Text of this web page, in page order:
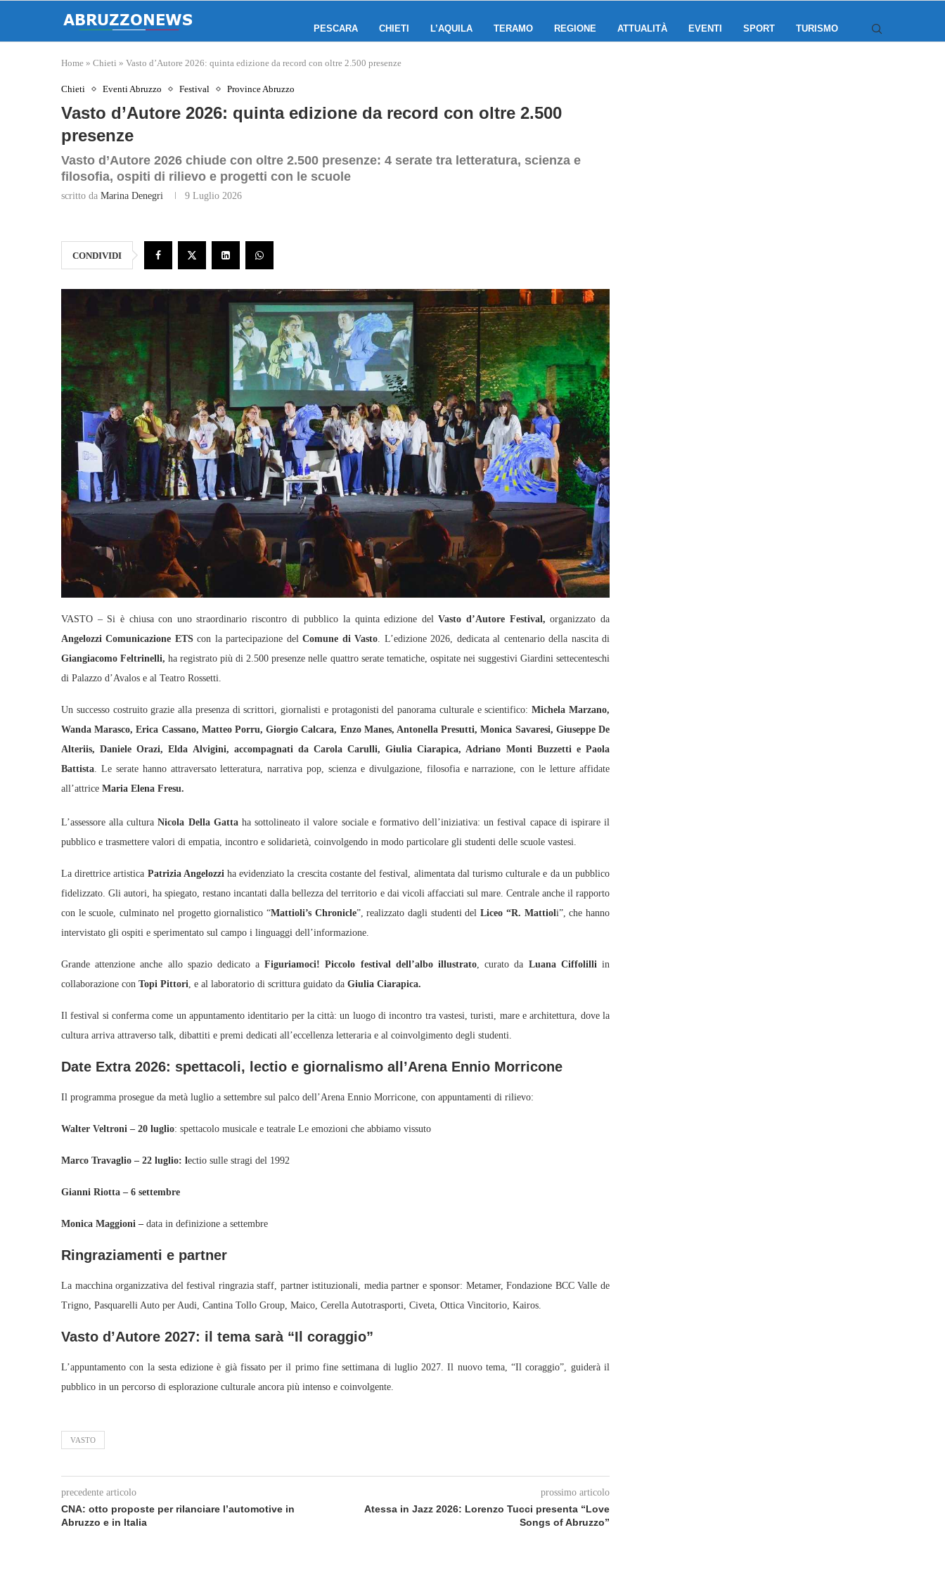
PESCARA CHIETI L’AQUILA TERAMO REGIONE ATTUALITÀ EVENTI SPORT TURISMO
Home » Chieti » Vasto d’Autore 2026: quinta edizione da record con oltre 2.500 presenze
Chieti Eventi Abruzzo Festival Province Abruzzo
Vasto d’Autore 2026: quinta edizione da record con oltre 2.500
presenze
Vasto d’Autore 2026 chiude con oltre 2.500 presenze: 4 serate tra letteratura, scienza e
filosofia, ospiti di rilievo e progetti con le scuole
scritto da Marina Denegri 9 Luglio 2026
CONDIVIDI
VASTO – Si è chiusa con uno straordinario riscontro di pubblico la quinta edizione delVasto d’Autore Festival, organizzato da
Angelozzi Comunicazione ETScon la partecipazione delComune di Vasto . L’edizione 2026, dedicata al centenario della nascita di
Giangiacomo Feltrinelli, ha registrato più di 2.500 presenze nelle quattro serate tematiche, ospitate nei suggestivi Giardini settecenteschi
di Palazzo d’Avalos e al Teatro Rossetti.
Un successo costruito grazie alla presenza di scrittori, giornalisti e protagonisti del panorama culturale e scientifico:Michela Marzano,
Wanda Marasco, Erica Cassano, Matteo Porru, Giorgio Calcara, Enzo Manes, Antonella Presutti, Monica Savaresi, Giuseppe De
Alteriis, Daniele Orazi, Elda Alvigini, accompagnati da Carola Carulli, Giulia Ciarapica, Adriano Monti Buzzetti e Paola
Battista . Le serate hanno attraversato letteratura, narrativa pop, scienza e divulgazione, filosofia e narrazione, con le letture affidate
all’attrice Maria Elena Fresu.
L’assessore alla culturaNicola Della Gattaha sottolineato il valore sociale e formativo dell’iniziativa: un festival capace di ispirare il
pubblico e trasmettere valori di empatia, incontro e solidarietà, coinvolgendo in modo particolare gli studenti delle scuole vastesi.
La direttrice artistica Patrizia Angelozzi ha evidenziato la crescita costante del festival, alimentata dal turismo culturale e da un pubblico
fidelizzato. Gli autori, ha spiegato, restano incantati dalla bellezza del territorio e dai vicoli affacciati sul mare. Centrale anche il rapporto
con le scuole, culminato nel progetto giornalistico “Mattioli’s Chronicle”, realizzato dagli studenti del Liceo “R. Mattioli”, che hanno
intervistato gli ospiti e sperimentato sul campo i linguaggi dell’informazione.
Grande attenzione anche allo spazio dedicato aFiguriamoci! Piccolo festival dell’albo illustrato , curato da Luana Ciffolilli in
collaborazione con Topi Pittori , e al laboratorio di scrittura guidato da Giulia Ciarapica.
Il festival si conferma come un appuntamento identitario per la città: un luogo di incontro tra vastesi, turisti, mare e architettura, dove la
cultura arriva attraverso talk, dibattiti e premi dedicati all’eccellenza letteraria e al coinvolgimento degli studenti.
Date Extra 2026: spettacoli, lectio e giornalismo all’Arena Ennio Morricone
Il programma prosegue da metà luglio a settembre sul palco dell’Arena Ennio Morricone, con appuntamenti di rilievo:
Walter Veltroni – 20 luglio: spettacolo musicale e teatrale Le emozioni che abbiamo vissuto
Marco Travaglio – 22 luglio: lectio sulle stragi del 1992
Gianni Riotta – 6 settembre
Monica Maggioni – data in definizione a settembre
Ringraziamenti e partner
La macchina organizzativa del festival ringrazia staff, partner istituzionali, media partner e sponsor: Metamer, Fondazione BCC Valle de
Trigno, Pasquarelli Auto per Audi, Cantina Tollo Group, Maico, Cerella Autotrasporti, Civeta, Ottica Vincitorio, Kairos.
Vasto d’Autore 2027: il tema sarà “Il coraggio”
L’appuntamento con la sesta edizione è già fissato per il primo fine settimana di luglio 2027. Il nuovo tema, “Il coraggio”, guiderà il
pubblico in un percorso di esplorazione culturale ancora più intenso e coinvolgente.
VASTO
precedente articolo
CNA: otto proposte per rilanciare l’automotive in
Abruzzo e in Italia
prossimo articolo
Atessa in Jazz 2026: Lorenzo Tucci presenta “Love
Songs of Abruzzo”